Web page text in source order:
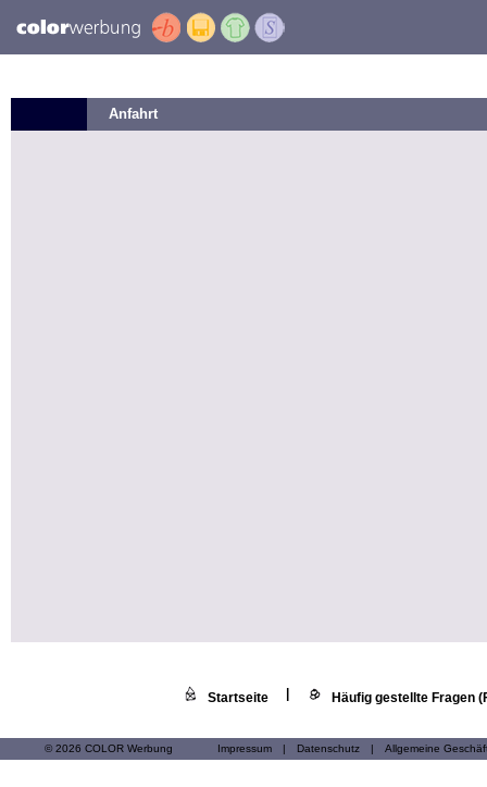
Anfahrt
Startseite Häufig gestellte Fragen
© 2026 COLOR Werbung Impressum | Datenschutz | Allgemeine